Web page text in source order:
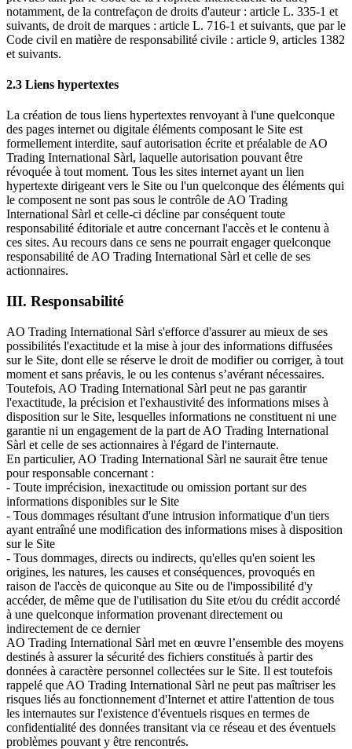
notamment, de la contrefaçon de droits d'auteur : article L. 335-1 et
suivants, de droit de marques : article L. 716-1 et suivants, que par le
Code civil en matière de responsabilité civile : article 9, articles 1382
et suivants.
2.3 Liens hypertextes
La création de tous liens hypertextes renvoyant à l'une quelconque
des pages internet ou digitale éléments composant le Site est
formellement interdite, sauf autorisation écrite et préalable de AO
Trading International Sàrl, laquelle autorisation pouvant être
révoquée à tout moment. Tous les sites internet ayant un lien
hypertexte dirigeant vers le Site ou l'un quelconque des éléments qui
le composent ne sont pas sous le contrôle de AO Trading
International Sàrl et celle-ci décline par conséquent toute
responsabilité éditoriale et autre concernant l'accès et le contenu à
ces sites. Au recours dans ce sens ne pourrait engager quelconque
responsabilité de AO Trading International Sàrl et celle de ses
actionnaires.
III. Responsabilité
AO Trading International Sàrl s'efforce d'assurer au mieux de ses
possibilités l'exactitude et la mise à jour des informations diffusées
sur le Site, dont elle se réserve le droit de modifier ou corriger, à tout
moment et sans préavis, le ou les contenus s’avérant nécessaires.
Toutefois, AO Trading International Sàrl peut ne pas garantir
l'exactitude, la précision et l'exhaustivité des informations mises à
disposition sur le Site, lesquelles informations ne constituent ni une
garantie ni un engagement de la part de AO Trading International
Sàrl et celle de ses actionnaires à l'égard de l'internaute.
En particulier, AO Trading International Sàrl ne saurait être tenue
pour responsable concernant :
- Toute imprécision, inexactitude ou omission portant sur des
informations disponibles sur le Site
- Tous dommages résultant d'une intrusion informatique d'un tiers
ayant entraîné une modification des informations mises à disposition
sur le Site
- Tous dommages, directs ou indirects, qu'elles qu'en soient les
origines, les natures, les causes et conséquences, provoqués en
raison de l'accès de quiconque au Site ou de l'impossibilité d'y
accéder, de même que de l'utilisation du Site et/ou du crédit accordé
à une quelconque information provenant directement ou
indirectement de ce dernier
AO Trading International Sàrl met en œuvre l’ensemble des moyens
destinés à assurer la sécurité des fichiers constitués à partir des
données à caractère personnel collectées sur le Site. Il est toutefois
rappelé que AO Trading International Sàrl ne peut pas maîtriser les
risques liés au fonctionnement d'Internet et attire l'attention de tous
les internautes sur l'existence d'éventuels risques en termes de
confidentialité des données transitant via ce réseau et des éventuels
problèmes pouvant y être rencontrés.